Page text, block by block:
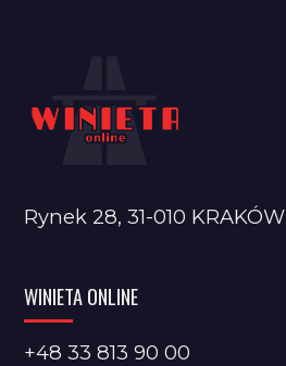
Rynek 28, 31-010 KRAKÓW
WINIETA ONLINE
+48 33 813 90 00